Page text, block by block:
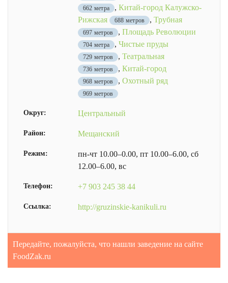
662 метра ,Китай-город Калужско-
Рижская
688 метров ,Трубная
697 метров ,Площадь Революции
704 метра ,Чистые пруды
729 метров ,Театральная
736 метров ,Китай-город
968 метров ,Охотный ряд
969 метров
Округ: Центральный
Район: Мещанский
Режим:
пн-чт 10.00–0.00, пт 10.00–6.00, сб
12.00–6.00, вс
Телефон: +7 903 245 38 44
Ссылка: http://gruzinskie-kanikuli.ru
Передайте, пожалуйста, что нашли заведение на сайте
FoodZak.ru